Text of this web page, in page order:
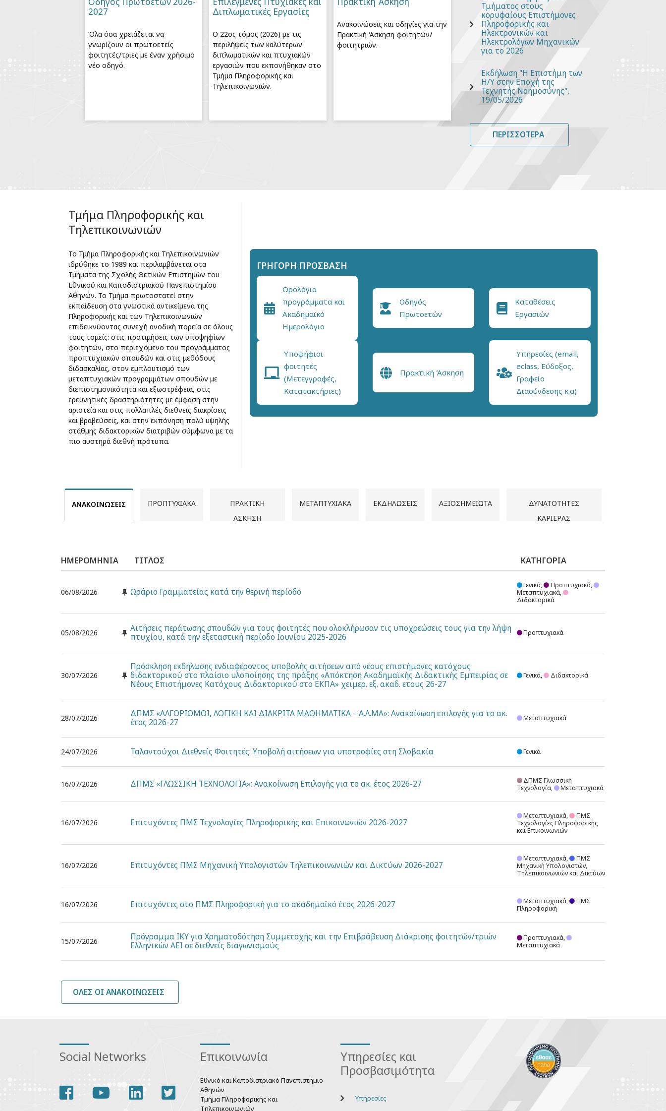
2027
Όλα όσα χρειάζεται να
γνωρίζουν οι πρωτοετείς
φοιτητές/τριες με έναν χρήσιμο
νέο οδηγό.
Διπλωματικές Εργασίες
Ο 22ος τόμος (2026) με τις
περιλήψεις των καλύτερων
διπλωματικών και πτυχιακών
εργασιών που εκπονήθηκαν στο
Τμήμα Πληροφορικής και
Τηλεπικοινωνιών.
Ανακοινώσεις και οδηγίες για την
Πρακτική Άσκηση φοιτητών/
φοιτητριών.
Τμήματος στους
κορυφαίους Επιστήμονες
Πληροφορικής και
Ηλεκτρονικών και
Ηλεκτρολόγων Μηχανικών
για το 2026
Εκδήλωση "Η Επιστήμη των
Η/Υ στην Εποχή της
Τεχνητής Νοημοσύνης",
19/05/2026
ΠΕΡΙΣΣΌΤΕΡΑ
Τμήμα Πληροφορικής και
Τηλεπικοινωνιών
Το Τμήμα Πληροφορικής και Τηλεπικοινωνιών
ιδρύθηκε το 1989 και περιλαμβάνεται στα
Τμήματα της Σχολής Θετικών Επιστημών του
Εθνικού και Καποδιστριακού Πανεπιστημίου
Αθηνών. Το Τμήμα πρωτοστατεί στην
εκπαίδευση στα γνωστικά αντικείμενα της
Πληροφορικής και των Τηλεπικοινωνιών
επιδεικνύοντας συνεχή ανοδική πορεία σε όλους
τους τομείς: στις προτιμήσεις των υποψηφίων
φοιτητών, στο περιεχόμενο του προγράμματος
προπτυχιακών σπουδών και στις μεθόδους
διδασκαλίας, στον εμπλουτισμό των
μεταπτυχιακών προγραμμάτων σπουδών με
διεπιστημονικότητα και εξωστρέφεια, στις
ερευνητικές δραστηριότητες με έμφαση στην
αριστεία και στις πολλαπλές διεθνείς διακρίσεις
και βραβεύσεις, και στην εκπόνηση πολύ υψηλής
στάθμης διδακτορικών διατριβών σύμφωνα με τα
πιο αυστηρά διεθνή πρότυπα.
ΓΡΉΓΟΡΗ ΠΡΌΣΒΑΣΗ
Ωρολόγια
προγράμματα και
Ακαδημαϊκό
Ημερολόγιο
Οδηγός
Πρωτοετών
Καταθέσεις
Εργασιών
Υποψήφιοι
φοιτητές
(Μετεγγραφές,
Κατατακτήριες)
Πρακτική Άσκηση
Υπηρεσίες (email,
eclass, Εύδοξος,
Γραφείο
Διασύνδεσης κ.α)
ΑΝΑΚΟΙΝΏΣΕΙΣ ΠΡΟΠΤΥΧΙΑΚΆ
ΠΡΑΚΤΙΚΉ
ΆΣΚΗΣΗ
ΜΕΤΑΠΤΥΧΙΑΚΆ ΕΚΔΗΛΏΣΕΙΣ ΑΞΙΟΣΗΜΕΊΩΤΑ
ΔΥΝΑΤΌΤΗΤΕΣ
ΚΑΡΙΈΡΑΣ
ΗΜΕΡΟΜΗΝΊΑ ΤΊΤΛΟΣ ΚΑΤΗΓΟΡΊΑ
06/08/2026 Ωράριο Γραμματείας κατά την θερινή περίοδο
Γενικά,
Προπτυχιακά,
Μεταπτυχιακά,
Διδακτορικά
05/08/2026
Αιτήσεις περάτωσης σπουδών για τους φοιτητές που ολοκλήρωσαν τις υποχρεώσεις τους για την λήψη
πτυχίου, κατά την εξεταστική περίοδο Ιουνίου 2025-2026
Προπτυχιακά
30/07/2026
Πρόσκληση εκδήλωσης ενδιαφέροντος υποβολής αιτήσεων από νέους επιστήμονες κατόχους
διδακτορικού στο πλαίσιο υλοποίησης της πράξης «Απόκτηση Ακαδημαϊκής Διδακτικής Εμπειρίας σε
Νέους Επιστήμονες Κατόχους Διδακτορικού στο ΕΚΠΑ» χειμερ. εξ. ακαδ. ετους 26-27
Γενικά, Διδακτορικά
28/07/2026
ΔΠΜΣ «ΑΛΓΟΡΙΘΜΟΙ, ΛΟΓΙΚΗ ΚΑΙ ΔΙΑΚΡΙΤΑ ΜΑΘΗΜΑΤΙΚΑ – Α.Λ.ΜΑ»: Ανακοίνωση επιλογής για το ακ.
έτος 2026-27
Μεταπτυχιακά
24/07/2026 Ταλαντούχοι Διεθνείς Φοιτητές: Υποβολή αιτήσεων για υποτροφίες στη Σλοβακία Γενικά
16/07/2026 ΔΠΜΣ «ΓΛΩΣΣΙΚΗ ΤΕΧΝΟΛΟΓΙΑ»: Ανακοίνωση Επιλογής για το ακ. έτος 2026-27
ΔΠΜΣ Γλωσσική
Τεχνολογία,
Μεταπτυχιακά
16/07/2026 Επιτυχόντες ΠΜΣ Τεχνολογίες Πληροφορικής και Επικοινωνιών 2026-2027
Μεταπτυχιακά,
ΠΜΣ
Τεχνολογίες Πληροφορικής
και Επικοινωνιών
16/07/2026 Επιτυχόντες ΠΜΣ Μηχανική Υπολογιστών Τηλεπικοινωνιών και Δικτύων 2026-2027
Μεταπτυχιακά,
ΠΜΣ
Μηχανική Υπολογιστών,
Τηλεπικοινωνιών και Δικτύων
16/07/2026 Επιτυχόντες στο ΠΜΣ Πληροφορική για το ακαδημαϊκό έτος 2026-2027 Μεταπτυχιακά,
ΠΜΣ
Πληροφορική
15/07/2026
Πρόγραμμα ΙΚΥ για Χρηματοδότηση Συμμετοχής και την Επιβράβευση Διάκρισης φοιτητών/τριών
Ελληνικών ΑΕΙ σε διεθνείς διαγωνισμούς
Προπτυχιακά,
Μεταπτυχιακά
ΌΛΕΣ ΟΙ ΑΝΑΚΟΙΝΏΣΕΙΣ
Social Networks
facebookyoutubelinkedintwitter
Επικοινωνία
Εθνικό και Καποδιστριακό Πανεπιστήμιο
Αθηνών
Τμήμα Πληροφορικής και
Τηλεπικοινωνιών
Υπηρεσίες και
Προσβασιμότητα
Υπηρεσίες